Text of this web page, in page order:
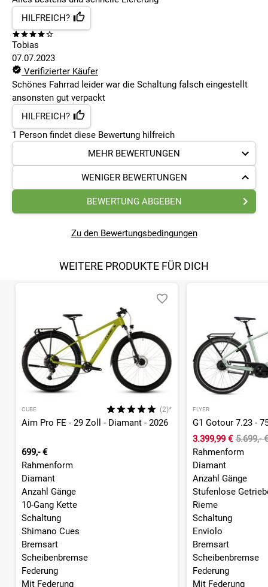
HILFREICH?
Tobias
07.07.2023
Verifizierter Käufer
Schönes Fahrrad leider war die Schaltung falsch eingestellt
ansonsten gut verpackt
HILFREICH?
1 Person findet diese Bewertung hilfreich
MEHR BEWERTUNGEN
WENIGER BEWERTUNGEN
BEWERTUNG ABGEBEN
Zu den Bewertungsbedingungen
WEITERE PRODUKTE FÜR DICH
CUBE (2)*
Aim Pro FE - 29 Zoll - Diamant - 2026
699,- €
Rahmenform
Diamant
Anzahl Gänge
10-Gang Kette
Schaltung
Shimano Cues
Bremsart
Scheibenbremse
Federung
Mit Federung
FLYER
3.399,99 € 5.699,-
Rahmenform
Diamant
Anzahl Gänge
Stufenlose
Rieme
Schaltung
Enviolo
Bremsart
Scheibenbremse
Federung
Mit Federung